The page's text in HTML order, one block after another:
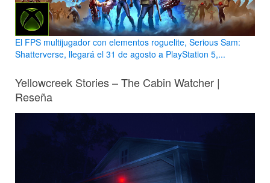
El FPS multijugador con elementos roguelite, Serious Sam:
Shatterverse, llegará el 31 de agosto a PlayStation 5,...
Yellowcreek Stories – The Cabin Watcher |
Reseña